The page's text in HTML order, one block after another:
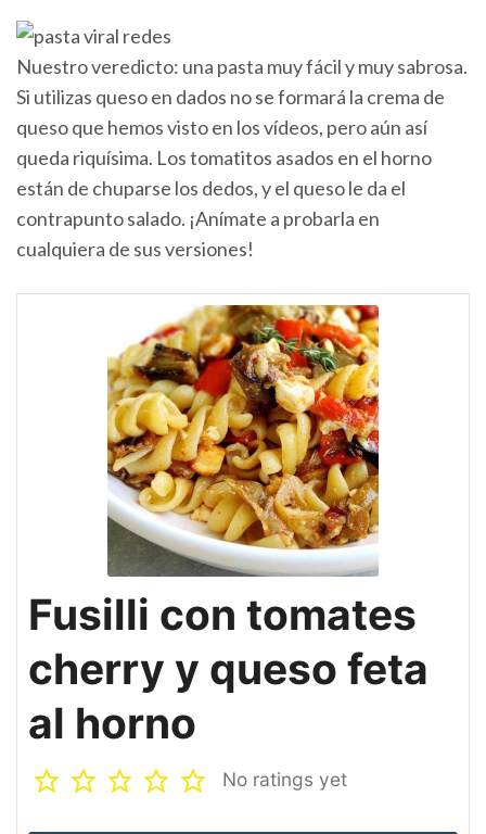
Nuestro veredicto: una pasta muy fácil y muy sabrosa.
Si utilizas queso en dados no se formará la crema de
queso que hemos visto en los vídeos, pero aún así
queda riquísima. Los tomatitos asados en el horno
están de chuparse los dedos, y el queso le da el
contrapunto salado. ¡Anímate a probarla en
cualquiera de sus versiones!
Fusilli con tomates
cherry y queso feta
al horno
No ratings yet